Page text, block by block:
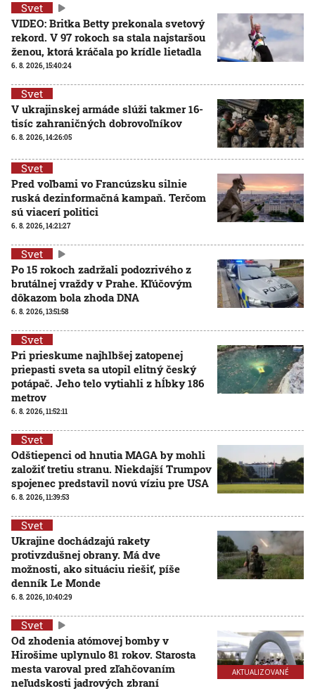
Svet
VIDEO: Britka Betty prekonala svetový
rekord. V 97 rokoch sa stala najstaršou
ženou, ktorá kráčala po krídle lietadla
6. 8. 2026, 15:40:24
Svet
V ukrajinskej armáde slúži takmer 16-
tisíc zahraničných dobrovoľníkov
6. 8. 2026, 14:26:05
Svet
Pred voľbami vo Francúzsku silnie
ruská dezinformačná kampaň. Terčom
sú viacerí politici
6. 8. 2026, 14:21:27
Svet
Po 15 rokoch zadržali podozrivého z
brutálnej vraždy v Prahe. Kľúčovým
dôkazom bola zhoda DNA
6. 8. 2026, 13:51:58
Svet
Pri prieskume najhlbšej zatopenej
priepasti sveta sa utopil elitný český
potápač. Jeho telo vytiahli z hĺbky 186
metrov
6. 8. 2026, 11:52:11
Svet
Odštiepenci od hnutia MAGA by mohli
založiť tretiu stranu. Niekdajší Trumpov
spojenec predstavil novú víziu pre USA
6. 8. 2026, 11:39:53
Svet
Ukrajine dochádzajú rakety
protivzdušnej obrany. Má dve
možnosti, ako situáciu riešiť, píše
denník Le Monde
6. 8. 2026, 10:40:29
AKTUALIZOVANÉ
Svet
Od zhodenia atómovej bomby v
Hirošime uplynulo 81 rokov. Starosta
mesta varoval pred zľahčovaním
neľudskosti jadrových zbraní